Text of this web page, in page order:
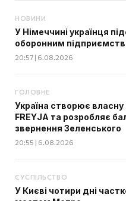
НОВИНИ
У Німеччині українця
оборонним
20:57 | 6.08.2026
ГОЛОВНЕ
Україна створює
FREYJA та розробляє
звернення Зеленського
20:55 | 6.08.2026
СУСПІЛЬСТВО
У Києві чотири дні